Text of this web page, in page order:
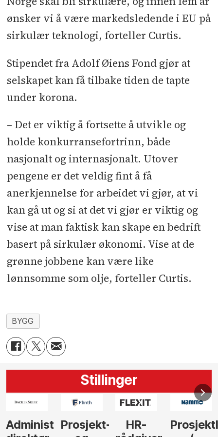
ønsker vi å være markedsledende i EU på
sirkulær teknologi, forteller Curtis.
Stipendet fra Adolf Øiens Fond gjør at
selskapet kan få tilbake tiden de tapte
under korona.
– Det er viktig å fortsette å utvikle og
holde konkurransefortrinn, både
nasjonalt og internasjonalt. Utover
pengene er det veldig fint å få
anerkjennelse for arbeidet vi gjør, at vi
kan gå ut og si at det vi gjør er viktig og
vise at man faktisk kan skape en bedrift
basert på sirkulær økonomi. Vise at de
grønne jobbene kan være like
lønnsomme som olje, forteller Curtis.
BYGG
Stillinger
HR-
ProsjektlederVi
Anlegg